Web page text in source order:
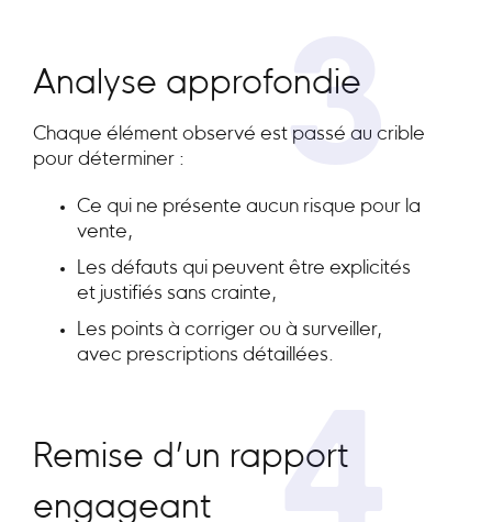
3
Analyse approfondie
Chaque élément observé est passé au crible
pour déterminer :
Ce qui ne présente aucun risque pour la
vente,
Les défauts qui peuvent être explicités
et justifiés sans crainte,
Les points à corriger ou à surveiller,
avec prescriptions détaillées.
Remise d’un rapport
engageant